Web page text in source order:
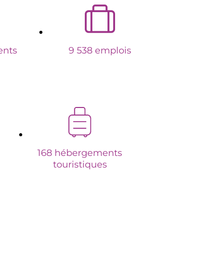
9 538 emplois
168 hébergements
touristiques